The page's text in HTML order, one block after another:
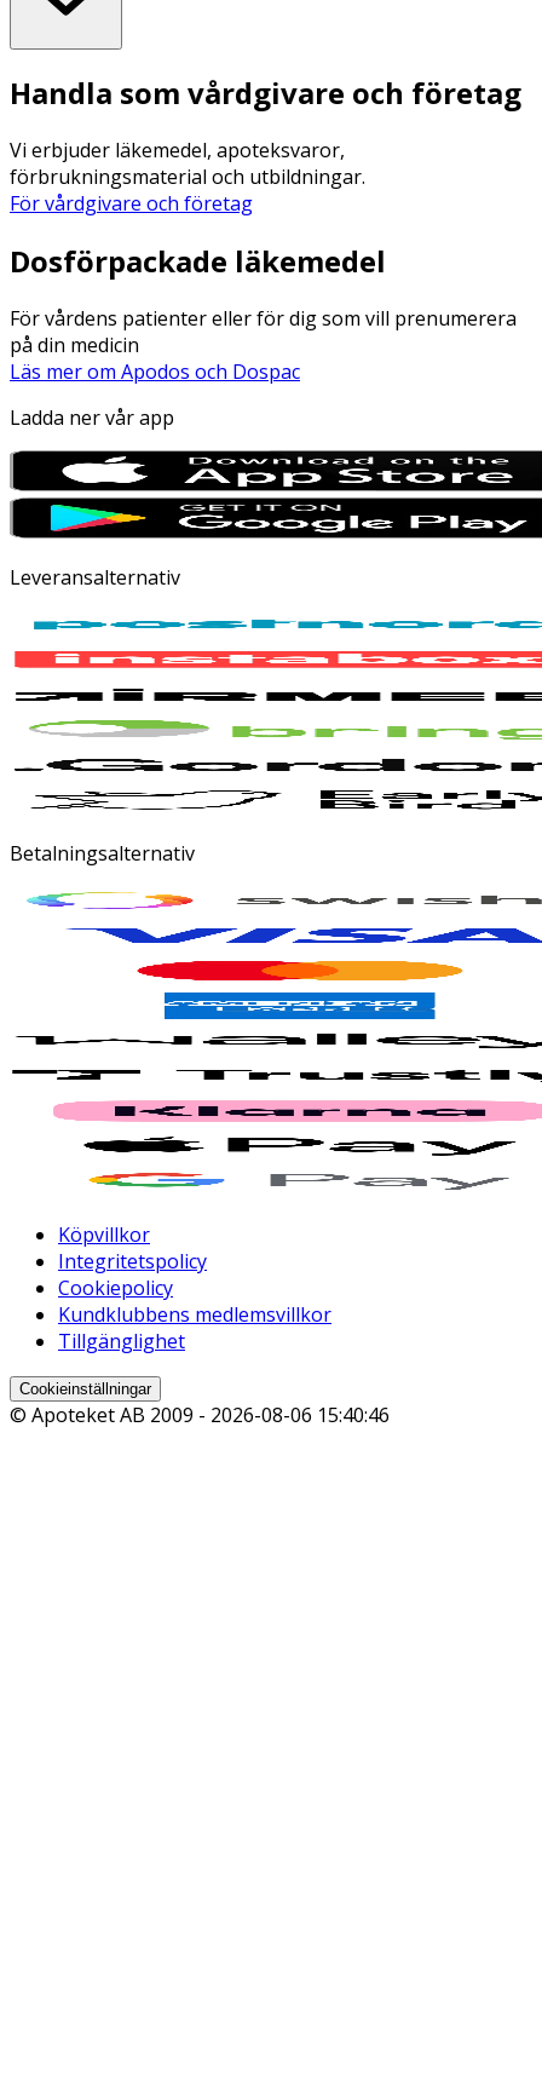
Handla som vårdgivare och företag
Vi erbjuder läkemedel, apoteksvaror,
förbrukningsmaterial och utbildningar.
För vårdgivare och företag
Dosförpackade läkemedel
För vårdens patienter eller för dig som vill prenumerera
på din medicin
Läs mer om Apodos och Dospac
Ladda ner vår app
Leveransalternativ
Betalningsalternativ
Köpvillkor
Integritetspolicy
Cookiepolicy
Kundklubbens medlemsvillkor
Tillgänglighet
Cookieinställningar
© Apoteket AB 2009 - 2026-08-06 15:40:46